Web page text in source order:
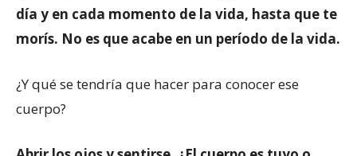
día y en cada momento de la vida, hasta que te
morís. No es que acabe en un período de la vida.
¿Y qué se tendría que hacer para conocer ese
cuerpo?